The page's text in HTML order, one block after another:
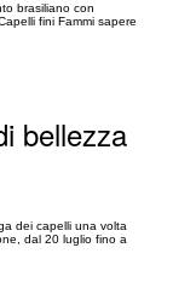
brasiliano con
fini Fammi sapere
bellezza
dei capelli una volta
dal 20 luglio fino a